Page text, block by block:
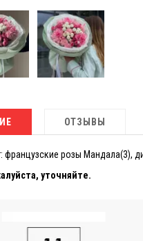
ОТЗЫВЫ
французские розы Мандала(3),
уточняйте.